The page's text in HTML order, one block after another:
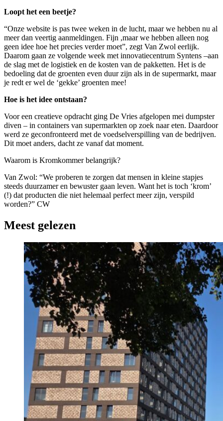
Loopt het een beetje?
“Onze website is pas twee weken in de lucht, maar we hebben nu al
meer dan veertig aanmeldingen. Fijn ,maar we hebben alleen nog
geen idee hoe het precies verder moet”, zegt Van Zwol eerlijk.
Daarom gaan ze volgende week met innovatiecentrum Syntens –aan
de slag met de logistiek en de kosten van de pakketten. Het is de
bedoeling dat de groenten even duur zijn als in de supermarkt, maar
je redt er wel de ‘gekke’ groenten mee!
Hoe is het idee ontstaan?
Voor een creatieve opdracht ging De Vries afgelopen mei dumpster
diven – in containers van supermarkten op zoek naar eten. Daardoor
werd ze geconfronteerd met de voedselverspilling van de bedrijven.
Dit moet anders, dacht ze vanaf dat moment.
Waarom is Kromkommer belangrijk?
Van Zwol: “We proberen te zorgen dat mensen in kleine stapjes
steeds duurzamer en bewuster gaan leven. Want het is toch ‘krom’
(!) dat producten die niet helemaal perfect meer zijn, verspild
worden?” CW
Meest gelezen